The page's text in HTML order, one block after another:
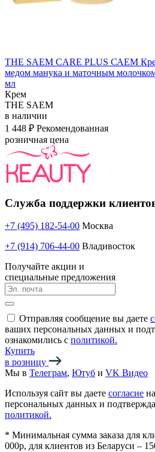
THE SAEM CARE PLUS САЕМ
медом манука и маточным
мл
Крем
THE SAEM
в наличии
1 448 ₽ Рекомендованная
розничная цена
Служба поддержки
+7 (495) 182-54-00 Москва
+7 (914) 706-44-00 Владивосток
Получайте акции и
специальные предложения
Отправляя сообщение вы даете
ваших персональных данных и
ознакомились с политикой.
Купить
в розницу
Мы в Телеграм, Ютуб и VK Видео
Используя сайт вы даете согласие
персональных данных и
политикой.
* Минимальная сумма заказа для
000р, для клиентов из Беларуси –